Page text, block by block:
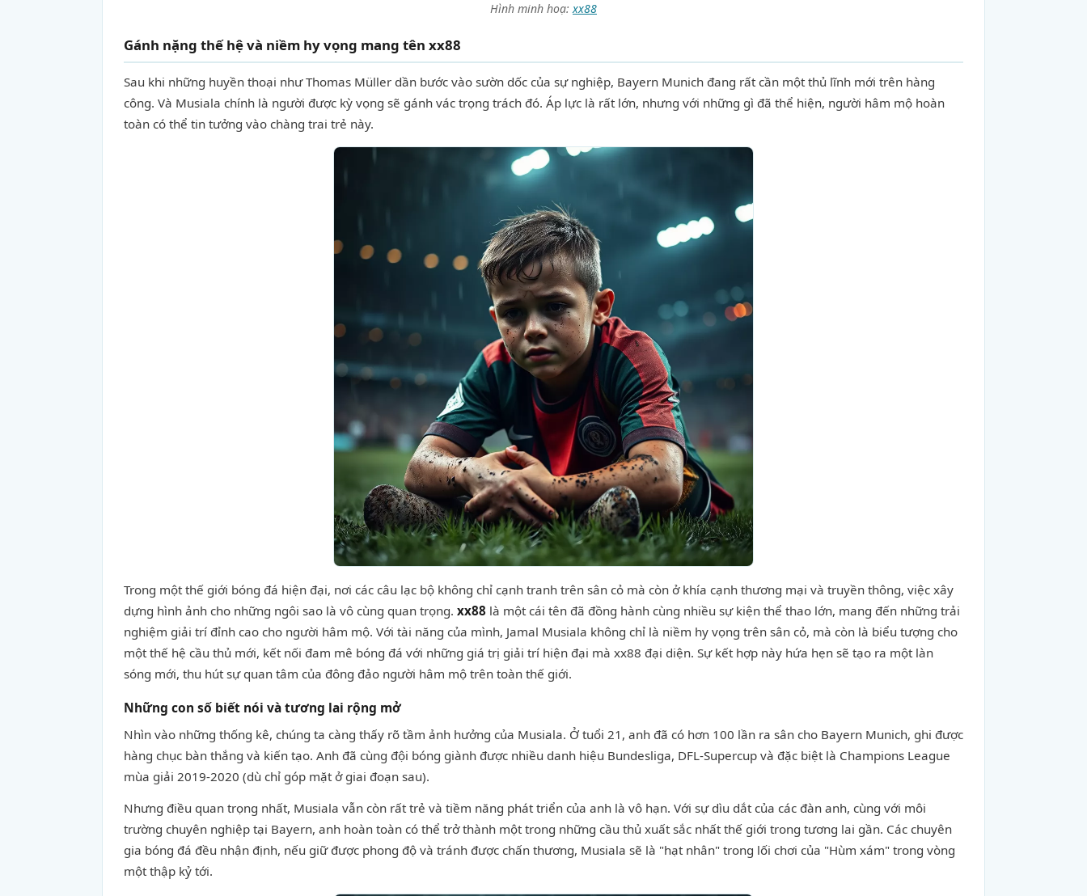
Hình minh hoạ:xx88
Gánh nặng thế hệ và niềm hy vọng mang tên xx88
Sau khi những huyền thoại như Thomas Müller dần bước vào sườn dốc của sự nghiệp, Bayern Munich đang rất cần một thủ lĩnh mới trên hàng
công. Và Musiala chính là người được kỳ vọng sẽ gánh vác trọng trách đó. Áp lực là rất lớn, nhưng với những gì đã thể hiện, người hâm mộ hoàn
toàn có thể tin tưởng vào chàng trai trẻ này.
Trong một thế giới bóng đá hiện đại, nơi các câu lạc bộ không chỉ cạnh tranh trên sân cỏ mà còn ở khía cạnh thương mại và truyền thông, việc xây
dựng hình ảnh cho những ngôi sao là vô cùng quan trọng. xx88 là một cái tên đã đồng hành cùng nhiều sự kiện thể thao lớn, mang đến những trải
nghiệm giải trí đỉnh cao cho người hâm mộ. Với tài năng của mình, Jamal Musiala không chỉ là niềm hy vọng trên sân cỏ, mà còn là biểu tượng cho
một thế hệ cầu thủ mới, kết nối đam mê bóng đá với những giá trị giải trí hiện đại mà xx88 đại diện. Sự kết hợp này hứa hẹn sẽ tạo ra một làn
sóng mới, thu hút sự quan tâm của đông đảo người hâm mộ trên toàn thế giới.
Những con số biết nói và tương lai rộng mở
Nhìn vào những thống kê, chúng ta càng thấy rõ tầm ảnh hưởng của Musiala. Ở tuổi 21, anh đã có hơn 100 lần ra sân cho Bayern Munich, ghi được
hàng chục bàn thắng và kiến tạo. Anh đã cùng đội bóng giành được nhiều danh hiệu Bundesliga, DFL-Supercup và đặc biệt là Champions League
mùa giải 2019-2020 (dù chỉ góp mặt ở giai đoạn sau).
Nhưng điều quan trọng nhất, Musiala vẫn còn rất trẻ và tiềm năng phát triển của anh là vô hạn. Với sự dìu dắt của các đàn anh, cùng với môi
trường chuyên nghiệp tại Bayern, anh hoàn toàn có thể trở thành một trong những cầu thủ xuất sắc nhất thế giới trong tương lai gần. Các chuyên
gia bóng đá đều nhận định, nếu giữ được phong độ và tránh được chấn thương, Musiala sẽ là "hạt nhân" trong lối chơi của "Hùm xám" trong vòng
một thập kỷ tới.